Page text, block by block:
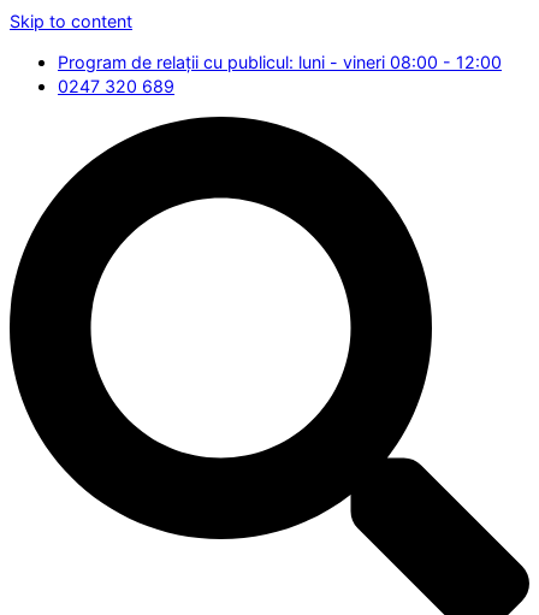
Skip to content
Program de relații cu publicul: luni - vineri 08:00 - 12:00
0247 320 689